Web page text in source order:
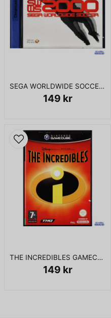
SEGA WORLDWIDE SOCCER 2000 DREAMCAST
149 kr
THE INCREDIBLES GAMECUBE
149 kr